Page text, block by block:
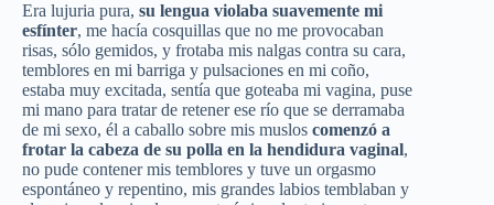
Era lujuria pura, su lengua violaba suavemente mi
esfínter, me hacía cosquillas que no me provocaban
risas, sólo gemidos, y frotaba mis nalgas contra su cara,
temblores en mi barriga y pulsaciones en mi coño,
estaba muy excitada, sentía que goteaba mi vagina, puse
mi mano para tratar de retener ese río que se derramaba
de mi sexo, él a caballo sobre mis muslos comenzó a
frotar la cabeza de su polla en la hendidura vaginal,
no pude contener mis temblores y tuve un orgasmo
espontáneo y repentino, mis grandes labios temblaban y